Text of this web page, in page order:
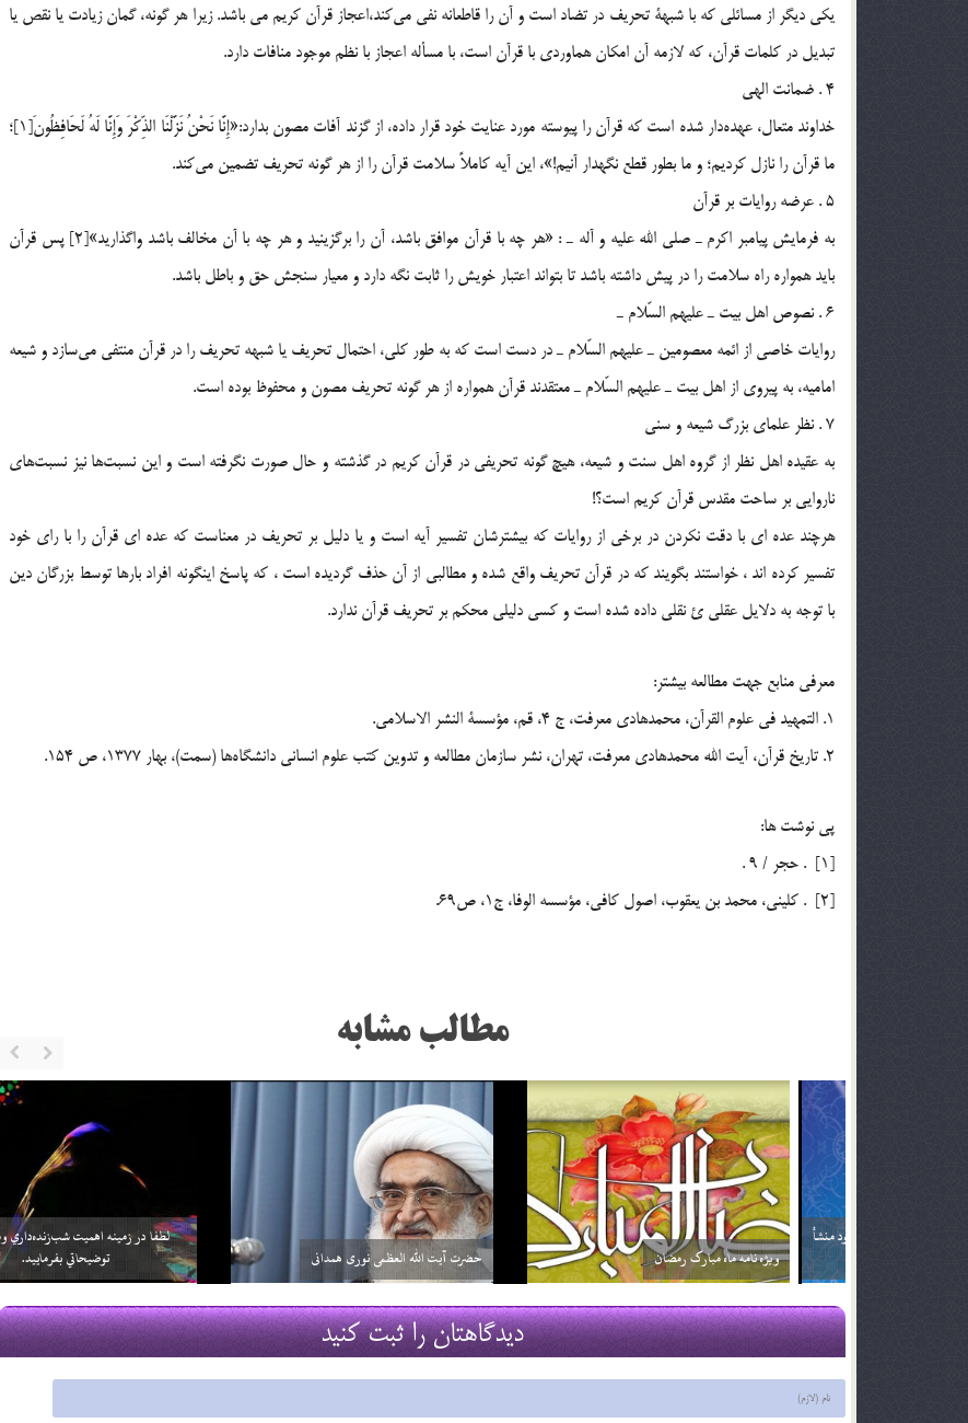
يكي ديگر از مسائلي كه با شبهة تحريف در تضاد است و آن را قاطعانه نفي مي‌كند،اعجاز قرآن کريم مي باشد. زيرا هر گونه، گمان زيادت يا نقص يا
تبديل در كلمات قرآن، كه لازمه آن امكان هماوردي با قرآن است، با مسأله اعجاز با نظم موجود منافات دارد.
4 . ضمانت الهي
خداوند متعال، عهده‌دار شده است كه قرآن را پيوسته مورد عنايت خود قرار داده، از گزند آفات مصون بدارد:«إِنَّا نَحْنُ نَزَّلْنَا الذِّكْرَ وَإِنَّا لَهُ لَحَافِظُونَ[1]؛
ما قرآن را نازل كرديم‏؛ و ما بطور قطع نگهدار آنيم‏!»، اين آيه كاملاً سلامت قرآن را از هر گونه تحريف تضمين مي‌كند.
5 . عرضه روايات بر قرآن
به فرمايش پيامبر اكرم ـ صلي الله عليه و آله ـ :‌ «هر چه با قرآن موافق‌ باشد، آن را برگزينيد و هر چه با آن مخالف باشد واگذاريد»[2] پس قرآن
بايد همواره راه سلامت را در پيش داشته باشد تا بتواند اعتبار خويش را ثابت نگه دارد و معيار سنجش حق و باطل باشد.
6 . نصوص اهل بيت ـ عليهم السّلام ـ
روايات خاصي از ائمه معصومين ـ عليهم السّلام ـ در دست است كه به طور كلي، احتمال تحريف يا شبهه تحريف را در قرآن منتفي مي‌سازد و شيعه
اماميه، به پيروي از اهل بيت ـ عليهم السّلام ـ معتقدند قرآن همواره از هر گونه تحريف مصون و محفوظ بوده است.
7 . نظر علماي بزرگ شيعه و سني
به عقيده اهل نظر از گروه اهل سنت و شيعه، هيچ گونه تحريفي در قرآن كريم در گذشته و حال صورت نگرفته است و اين نسبت‌ها نيز نسبت‌هاي
ناروايي بر ساحت مقدس قرآن كريم است؟!
هرچند عده اي با دقت نکردن در برخي از روايات که بيشترشان تفسير آيه است و يا دليل بر تحريف در معناست که عده اي قرآن را با راي خود
تفسير کرده اند ، خواستند بگويند که در قرآن تحريف واقع شده و مطالبي از آن حذف گرديده است ، که پاسخ اينگونه افراد بارها توسط بزرگان دين
با توجه به دلايل عقلي ئ نقلي داده شده است و کسي دليلي محکم بر تحريف قرآن ندارد.
معرفي منابع جهت مطالعه بيشتر:
1. التمهيد في علوم القرآن، محمدهادي معرفت، ج 4، قم، مؤسسة النشر الاسلامي.
2. تاريخ قرآن، آيت الله محمدهادي معرفت،‌ تهران، نشر سازمان مطالعه و تدوين كتب علوم انساني دانشگاه‌ها (سمت)، بهار 1377، ص 154.
پي نوشت ها:
[1] . حجر / 9 .
[2] . كليني، محمد بن يعقوب، اصول كافي، مؤسسه الوفا، ج1، ص69.
مطالب مشابه
اگر تأثير ترجمه قرآن براي من بيشتر باشد آيا مي توانم
فقط ترجمه آن را بخوانم؟ آيا اشكالي ندارد؟
2 اسفند 96
خداوند نمي‌خواهد بيش از واجبات خودش، چيزي را
بر خود واجب كني…
2 اسفند 96
سلامي كه بعد از اتمام نماز به 3 امام داده مي‌شود منشأ
آن چيست؟
2 اسفند 96
دیدگاهتان را ثبت کنید